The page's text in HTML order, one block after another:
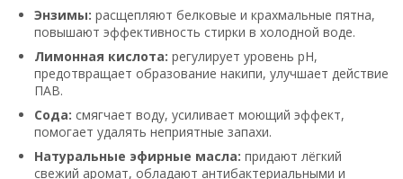
Энзимы: расщепляют белковые и крахмальные пятна,
повышают эффективность стирки в холодной воде.
Лимонная кислота: регулирует уровень pH,
предотвращает образование накипи, улучшает действие
ПАВ.
Сода: смягчает воду, усиливает моющий эффект,
помогает удалять неприятные запахи.
Натуральные эфирные масла: придают лёгкий
свежий аромат, обладают антибактериальными и